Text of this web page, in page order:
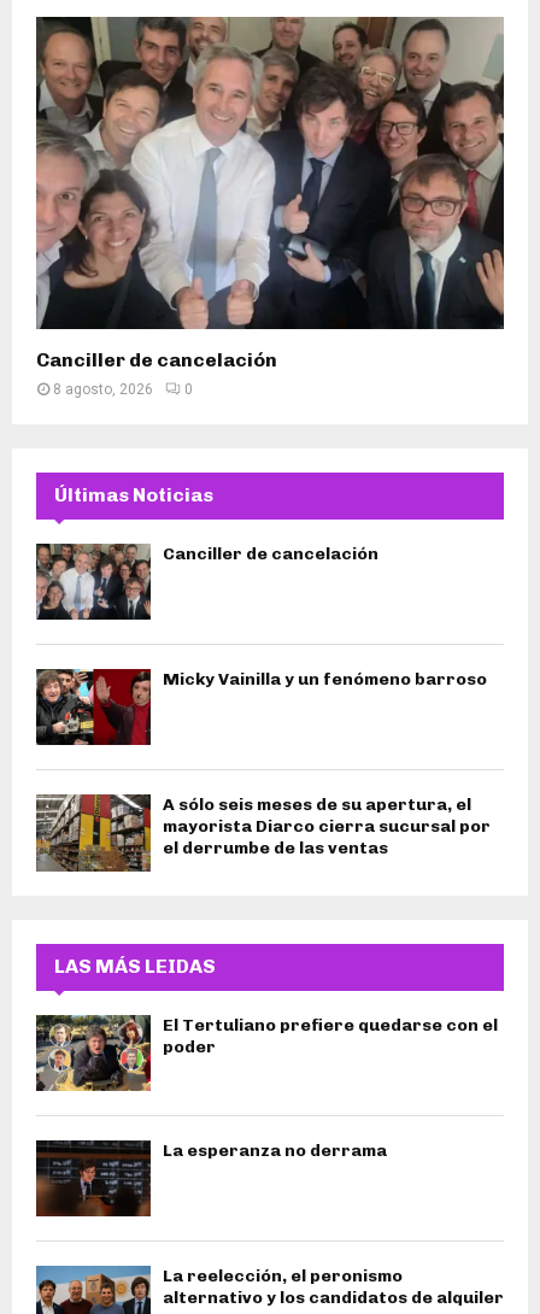
Canciller de cancelación
8 agosto, 2026 0
Últimas Noticias
Canciller de cancelación
Micky Vainilla y un fenómeno barroso
A sólo seis meses de su apertura, el
mayorista Diarco cierra sucursal por
el derrumbe de las ventas
LAS MÁS LEIDAS
El Tertuliano prefiere quedarse con el
poder
La esperanza no derrama
La reelección, el peronismo
alternativo y los candidatos de alquiler